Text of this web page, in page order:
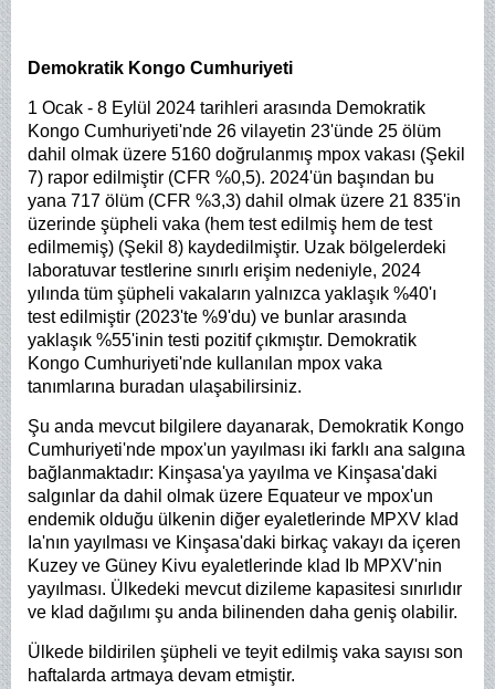
Demokratik Kongo Cumhuriyeti
1 Ocak - 8 Eylül 2024 tarihleri arasında Demokratik
Kongo Cumhuriyeti'nde 26 vilayetin 23'ünde 25 ölüm
dahil olmak üzere 5160 doğrulanmış mpox vakası (Şekil
7) rapor edilmiştir (CFR %0,5). 2024'ün başından bu
yana 717 ölüm (CFR %3,3) dahil olmak üzere 21 835'in
üzerinde şüpheli vaka (hem test edilmiş hem de test
edilmemiş) (Şekil 8) kaydedilmiştir. Uzak bölgelerdeki
laboratuvar testlerine sınırlı erişim nedeniyle, 2024
yılında tüm şüpheli vakaların yalnızca yaklaşık %40'ı
test edilmiştir (2023'te %9'du) ve bunlar arasında
yaklaşık %55'inin testi pozitif çıkmıştır. Demokratik
Kongo Cumhuriyeti'nde kullanılan mpox vaka
tanımlarına buradan ulaşabilirsiniz.
Şu anda mevcut bilgilere dayanarak, Demokratik Kongo
Cumhuriyeti'nde mpox'un yayılması iki farklı ana salgına
bağlanmaktadır: Kinşasa'ya yayılma ve Kinşasa'daki
salgınlar da dahil olmak üzere Equateur ve mpox'un
endemik olduğu ülkenin diğer eyaletlerinde MPXV klad
Ia'nın yayılması ve Kinşasa'daki birkaç vakayı da içeren
Kuzey ve Güney Kivu eyaletlerinde klad Ib MPXV'nin
yayılması. Ülkedeki mevcut dizileme kapasitesi sınırlıdır
ve klad dağılımı şu anda bilinenden daha geniş olabilir.
Ülkede bildirilen şüpheli ve teyit edilmiş vaka sayısı son
haftalarda artmaya devam etmiştir.